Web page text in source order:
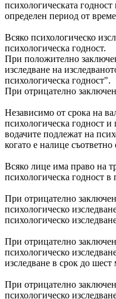
психологическата годност
определен период от
Всяко психологическо
психологическа годност.
При положително
изследване на
психологическа годност".
При отрицателно
Независимо от срока на
психологическа годност и
водачите подлежат на
когато е налице съответно
Всяко лице има право на
психологическа годност
При отрицателно
психологическо
психологическо
При отрицателно
психологическо
изследване в срок до шест
При отрицателно
психологическо